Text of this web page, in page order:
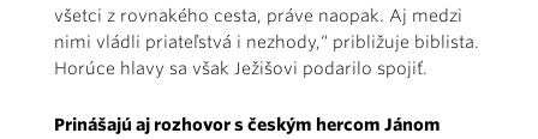
všetci z rovnakého cesta, práve naopak. Aj medzi
nimi vládli priateľstvá i nezhody,“ približuje biblista.
Horúce hlavy sa však Ježišovi podarilo spojiť.
Prinášajú aj rozhovor s českým hercom Jánom